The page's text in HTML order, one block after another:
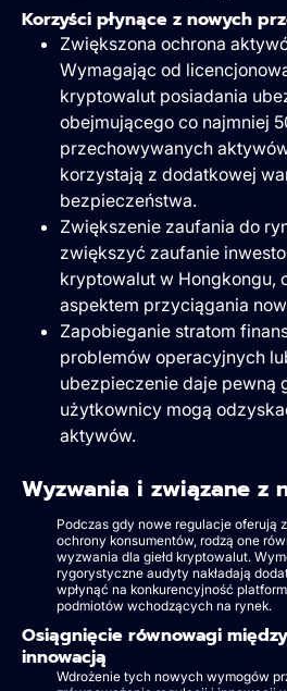
Korzyści płynące z nowych
Zwiększona ochrona
Wymagając od
kryptowalut posiadania
obejmującego co najmniej
przechowywanych
korzystają z dodatkowej
bezpieczeństwa.
Zwiększenie zaufania do
zwiększyć zaufanie
kryptowalut w Hongkongu,
aspektem przyciągania
Zapobieganie stratom
problemów operacyjnych
ubezpieczenie daje pewną
użytkownicy mogą
aktywów.
Wyzwania i związane z
Podczas gdy nowe regulacje oferują
ochrony konsumentów, rodzą one
wyzwania dla giełd kryptowalut.
rygorystyczne audyty nakładają
wpłynąć na konkurencyjność
podmiotów wchodzących na rynek.
Osiągnięcie równowagi
innowacją
Wdrożenie tych nowych wymogów